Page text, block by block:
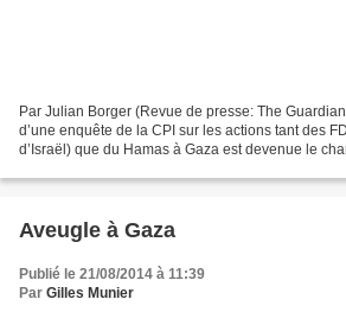
Par Julian Borger (Revue de presse: The
d’une enquête de la CPI sur les actions tant des
d’Israël) que du Hamas à Gaza est devenue le
Aveugle à Gaza
Publié le 21/08/2014 à 11:39
Par Gilles Munier